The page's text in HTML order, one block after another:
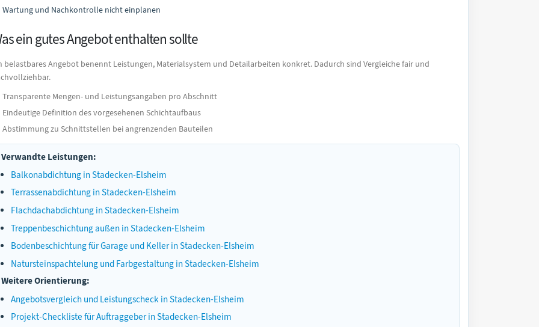
Wartung und Nachkontrolle nicht einplanen
ein gutes Angebot enthalten sollte
belastbares Angebot benennt Leistungen, Materialsystem und Detailarbeiten konkret. Dadurch sind Vergleiche fair und
Transparente Mengen- und Leistungsangaben pro Abschnitt
Eindeutige Definition des vorgesehenen Schichtaufbaus
Abstimmung zu Schnittstellen bei angrenzenden Bauteilen
Verwandte Leistungen:
Balkonabdichtung in Stadecken-Elsheim
Terrassenabdichtung in Stadecken-Elsheim
Flachdachabdichtung in Stadecken-Elsheim
Treppenbeschichtung außen in Stadecken-Elsheim
Bodenbeschichtung für Garage und Keller in Stadecken-Elsheim
Natursteinspachtelung und Farbgestaltung in Stadecken-Elsheim
Weitere Orientierung:
Angebotsvergleich und Leistungscheck in Stadecken-Elsheim
Projekt-Checkliste für Auftraggeber in Stadecken-Elsheim